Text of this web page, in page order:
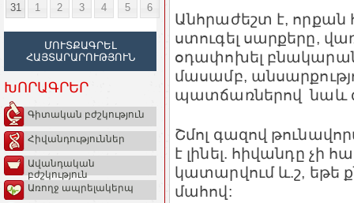
31
1 2 3 4 5 6
ՄՈՒՏՔԱԳՐԵԼ
ՀԱՅՏԱՐԱՐՈՒԹՅՈՒՆ
ԽՈՐԱԳՐԵՐ
Գիտական բժշկություն
Հիվանդություններ
Ավանդական
բժշկություն
Առողջ ապրելակերպ
Անհրաժեշտ է, որքան
ստուգել սարքերը,
օդափոխել
մասամբ,
պատճառներով նաև
Շմոլ գազով
է լինել. հիվանդը չի
կատարվում և.շ, եթե
մահով: